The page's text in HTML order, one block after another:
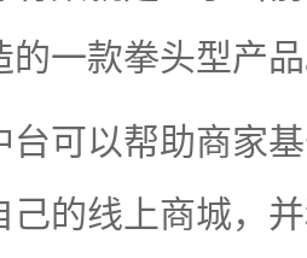
的一款拳头型产
台可以帮助商家
己的线上商城，